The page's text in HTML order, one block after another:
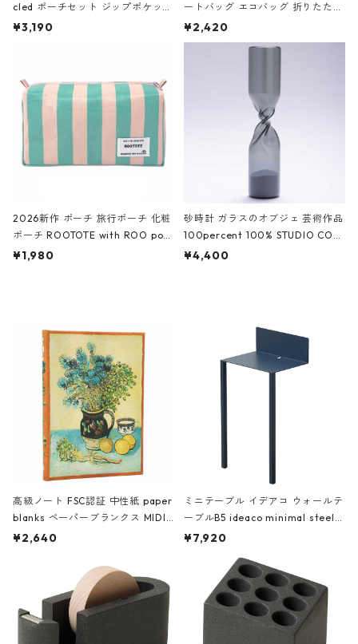
cled ポーチセット ジップポケット
ファスナーポーチ 撥水加工 トラベ
ーガンディー、オフホワイト
¥3,190
ートバッグ エコバッグ 折りたたみ
大きめ 撥水加工 収納ポーチ CRO
CODILE/Black クロコダイル/ブラ
¥2,420
2026新作 ポーチ 旅行ポーチ 化粧
ポーチ ROOTOTE with ROO pou
ch 3532 ルートート WR.ポーチ.ラ
¥1,980
砂時計 ガラスのオブジェ 芸術作品
100percent 100% STUDIO COH
AKU Timeless 100パーセント ス
¥4,400
高級ノート FSC認証 中性紙 paper
blanks ペーパーブランクス MIDI
ハードカバー 罫線 ヴァン・ゴッホ
¥2,640
ミニテーブル イデアコ ウォールテ
ーブルB5 ideaco minimal steel f
urniture WALL Table B5 ネイビー
¥7,920